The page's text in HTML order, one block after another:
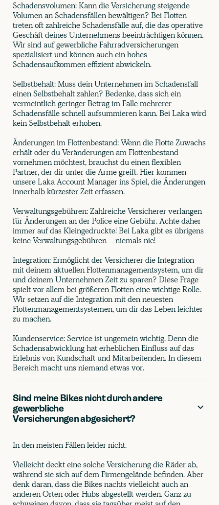
Schadensvolumen: Kann die Versicherung steigende
Volumen an Schadensfällen bewältigen? Bei Flotten
treten oft zahlreiche Schadensfälle auf, die das operative
Geschäft deines Unternehmens beeinträchtigen können.
Wir sind auf gewerbliche Fahrradversicherungen
spezialisiert und können auch ein hohes
Schadensaufkommen effizient abwickeln.
Selbstbehalt: Muss dein Unternehmen im Schadensfall
einen Selbstbehalt zahlen? Bedenke, dass sich ein
vermeintlich geringer Betrag im Falle mehrerer
Schadensfälle schnell aufsummieren kann. Bei Laka wird
kein Selbstbehalt erhoben.
Änderungen im Flottenbestand: Wenn die Flotte Zuwachs
erhält oder du Veränderungen am Flottenbestand
vornehmen möchtest, brauchst du einen flexiblen
Partner, der dir unter die Arme greift. Hier kommen
unsere Laka Account Manager ins Spiel, die Änderungen
innerhalb kürzester Zeit erfassen.
Verwaltungsgebühren: Zahlreiche Versicherer verlangen
für Änderungen an der Police eine Gebühr. Achte daher
immer auf das Kleingedruckte! Bei Laka gibt es übrigens
keine Verwaltungsgebühren – niemals nie!
‍Integration: Ermöglicht der Versicherer die Integration
mit deinem aktuellen Flottenmanagementsystem, um dir
und deinem Unternehmen Zeit zu sparen? Diese Frage
spielt vor allem bei größeren Flotten eine wichtige Rolle.
Wir setzen auf die Integration mit den neuesten
Flottenmanagementsystemen, um dir das Leben leichter
zu machen.
Kundenservice: Service ist ungemein wichtig. Denn die
Schadensabwicklung hat erheblichen Einfluss auf das
Erlebnis von Kundschaft und Mitarbeitenden. In diesem
Bereich macht uns niemand etwas vor.
Sind meine Bikes nicht durch andere
gewerbliche
Versicherungen abgesichert?
In den meisten Fällen leider nicht.
Vielleicht deckt eine solche Versicherung die Räder ab,
während sie sich auf dem Firmengelände befinden. Aber
denk daran, dass die Bikes nachts vielleicht auch an
anderen Orten oder Hubs abgestellt werden. Ganz zu